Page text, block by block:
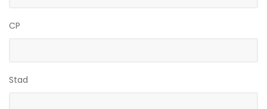
CP
Stad